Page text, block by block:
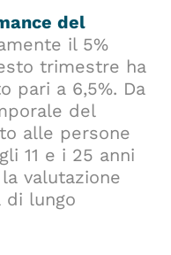
del
il 5%
trimestre ha
pari a 6,5%. Da
del
alle persone
11 e i 25 anni
valutazione
di lungo